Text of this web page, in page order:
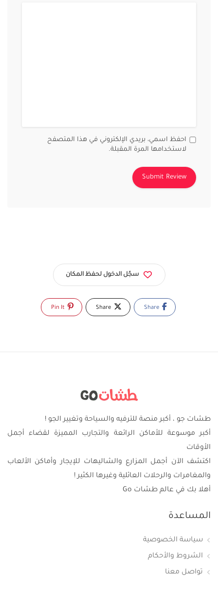
احفظ اسمي، بريدي الإلكتروني في هذا المتصفح
لاستخدامها المرة المقبلة.
سجّل الدخول لحفظ المكان
طشات جو ، أكبر منصة للترفيه والسياحة وتغيير الجو !
أكبر موسوعة للأماكن الرائعة والتجارب المميزة لقضاء أجمل
الأوقات
اكتشف الآن أجمل المزارع والشاليهات للإيجار وأماكن الألعاب
والمغامرات والرحلات العائلية وغيرها الكثير !
أهلا بك في عالم طشات Go
المساعدة
سياسة الخصوصية
الشروط والأحكام
تواصل معنا